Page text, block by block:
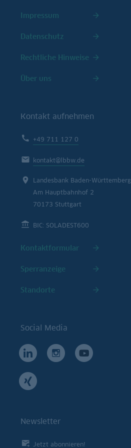
Impressum
Datenschutz
Rechtliche Hinweise
Über uns
Kontakt aufnehmen
+49 711 127 0
kontakt@lbbw.de
Landesbank Baden-Württemberg
Am Hauptbahnhof 2
70173 Stuttgart
BIC: SOLADEST600
Kontaktformular
Sperranzeige
Standorte
Social Media
Newsletter
Jetzt abonnieren!